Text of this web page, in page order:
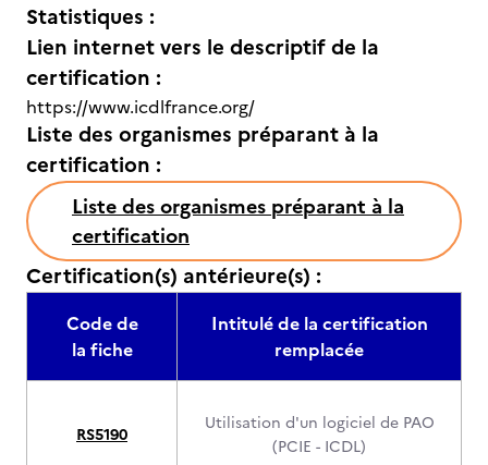
Statistiques :
Lien internet vers le descriptif de la
certification :
https://www.icdlfrance.org/
Liste des organismes préparant à la
certification :
Liste des organismes préparant à la
certification
Certification(s) antérieure(s) :
Code de
la fiche
Intitulé de la certification
remplacée
RS5190
Utilisation d'un logiciel de PAO
(PCIE - ICDL)